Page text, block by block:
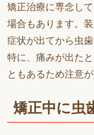
矯正治療に専念し
場合もあります。
症状が出てから虫
特に、痛みが出た
ともあるため注意が
矯正中に虫